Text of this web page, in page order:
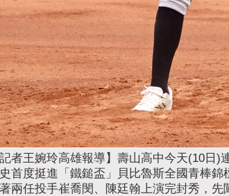
記者王婉玲高雄報導】壽山高中今天(10日
首度挺進「鐵鎚盃」貝比魯斯全國青棒錦
兩任投手崔喬閔、陳廷翰上演完封秀，